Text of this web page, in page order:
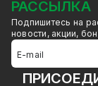
Режимы
Товары для
Товары
РАССЫЛКА
Подпишитесь на
новости, акции,